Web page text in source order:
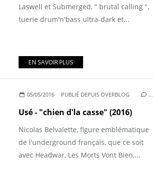
Laswell et Submerged, " brutal calling ",
tuerie drum'n'bass ultra-dark et...
EN SAVOIR PLUS
05/05/2016 PUBLIÉ DEPUIS OVERBLOG …
Usé - "chien d'la casse" (2016)
Nicolas Belvalette, figure emblématique
de l'underground français, que ce soit
avec Headwar, Les Morts Vont Bien,...